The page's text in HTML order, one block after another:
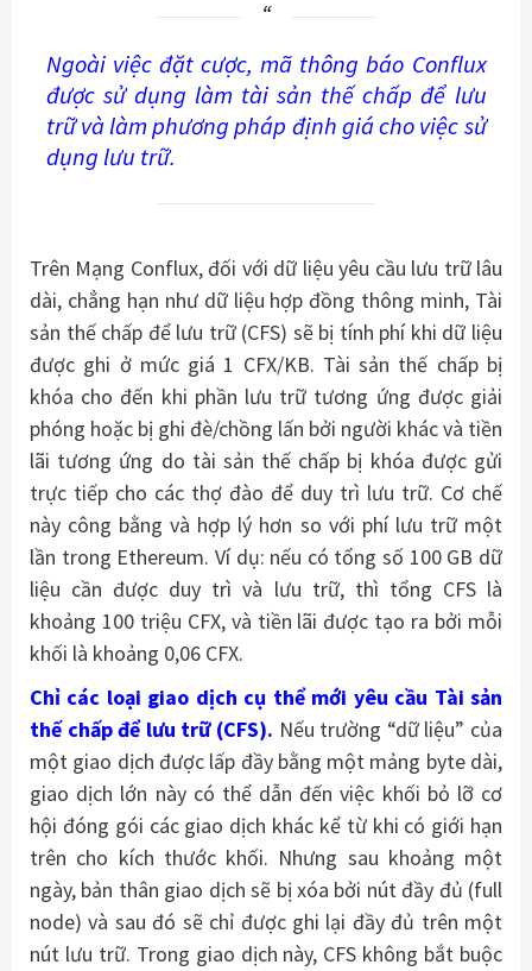
Ngoài việc đặt cược, mã thông báo Conflux
được sử dụng làm tài sản thế chấp để lưu
trữ và làm phương pháp định giá cho việc sử
dụng lưu trữ.
Trên Mạng Conflux, đối với dữ liệu yêu cầu lưu trữ lâu
dài, chẳng hạn như dữ liệu hợp đồng thông minh, Tài
sản thế chấp để lưu trữ (CFS) sẽ bị tính phí khi dữ liệu
được ghi ở mức giá 1 CFX/KB. Tài sản thế chấp bị
khóa cho đến khi phần lưu trữ tương ứng được giải
phóng hoặc bị ghi đè/chồng lấn bởi người khác và tiền
lãi tương ứng do tài sản thế chấp bị khóa được gửi
trực tiếp cho các thợ đào để duy trì lưu trữ. Cơ chế
này công bằng và hợp lý hơn so với phí lưu trữ một
lần trong Ethereum. Ví dụ: nếu có tổng số 100 GB dữ
liệu cần được duy trì và lưu trữ, thì tổng CFS là
khoảng 100 triệu CFX, và tiền lãi được tạo ra bởi mỗi
khối là khoảng 0,06 CFX.
Chỉ các loại giao dịch cụ thể mới yêu cầu Tài sản
thế chấp để lưu trữ (CFS). Nếu trường “dữ liệu” của
một giao dịch được lấp đầy bằng một mảng byte dài,
giao dịch lớn này có thể dẫn đến việc khối bỏ lỡ cơ
hội đóng gói các giao dịch khác kể từ khi có giới hạn
trên cho kích thước khối. Nhưng sau khoảng một
ngày, bản thân giao dịch sẽ bị xóa bởi nút đầy đủ (full
node) và sau đó sẽ chỉ được ghi lại đầy đủ trên một
nút lưu trữ. Trong giao dịch này, CFS không bắt buộc